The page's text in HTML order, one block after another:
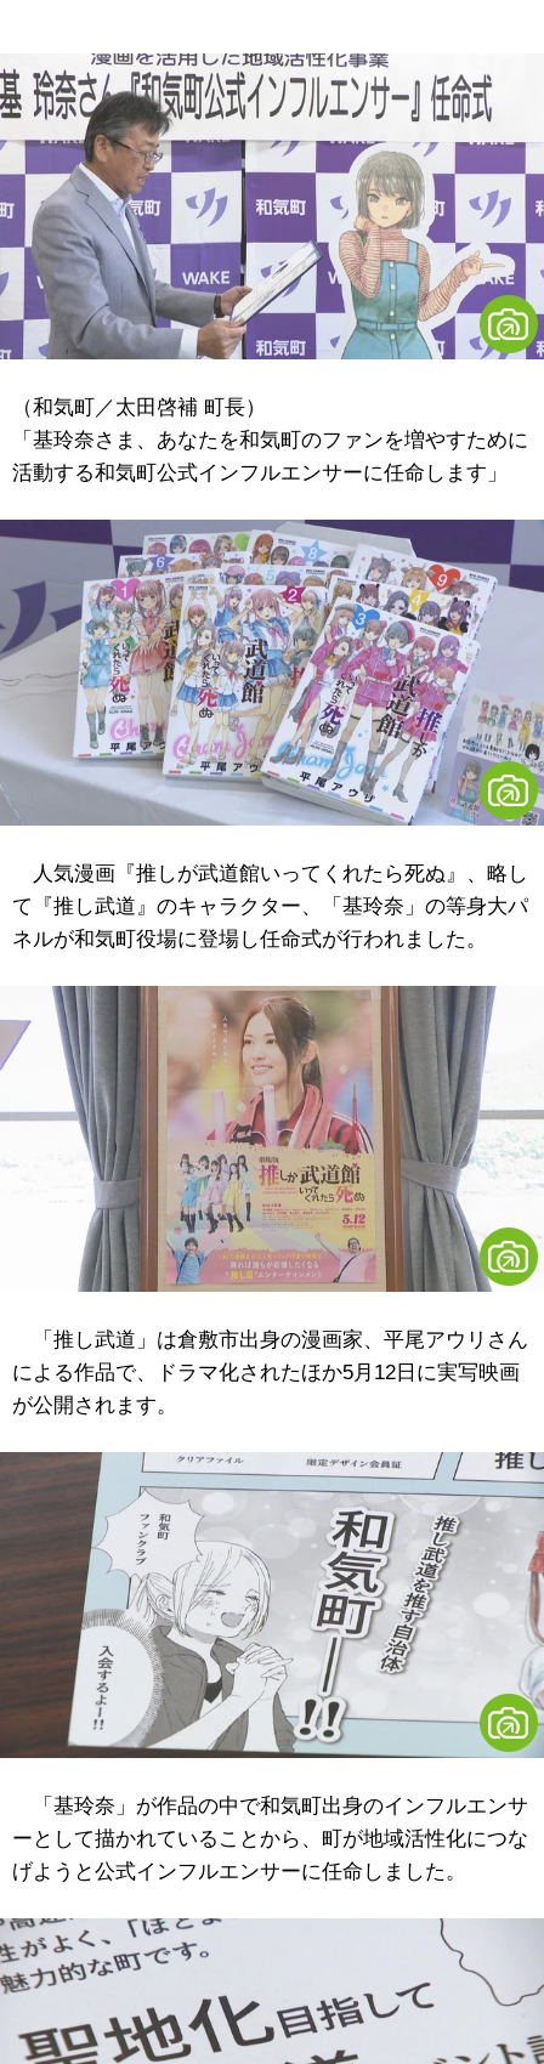
（和気町／太田啓補 町長）
「基玲奈さま、あなたを和気町のファンを増やすために
活動する和気町公式インフルエンサーに任命します」
人気漫画 『推しが武道館いってくれたら死ぬ』
、略し
て『推し武道』のキャラクター、「基玲奈」の等身大パ
ネルが和気町役場に登場し任命式が行われました。
「推し武道」は倉敷市出身の漫画家、平尾アウリさん
による作品で、ドラマ化されたほか5月12日に実写映画
が公開されます。
「基玲奈」が作品の中で和気町出身のインフルエンサ
ーとして描かれていることから、町が地域活性化につな
げようと公式インフルエンサーに任命しました。